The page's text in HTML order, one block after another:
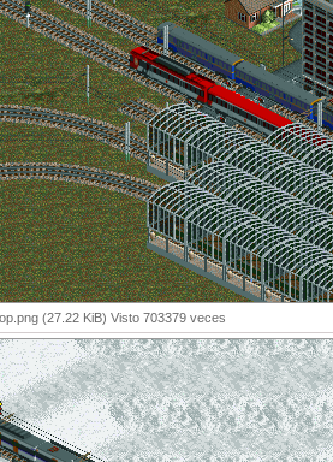
(27.22 KiB) Visto 703379 veces